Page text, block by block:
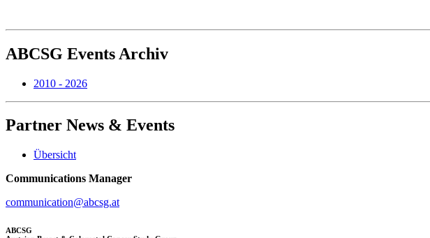
ABCSG Events Archiv
2010 - 2026
Partner News & Events
Übersicht
Communications Manager
communication@abcsg.at
ABCSG